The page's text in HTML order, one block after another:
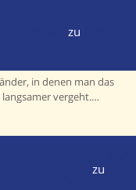
zu
in denen man das
langsamer vergeht.…
zu